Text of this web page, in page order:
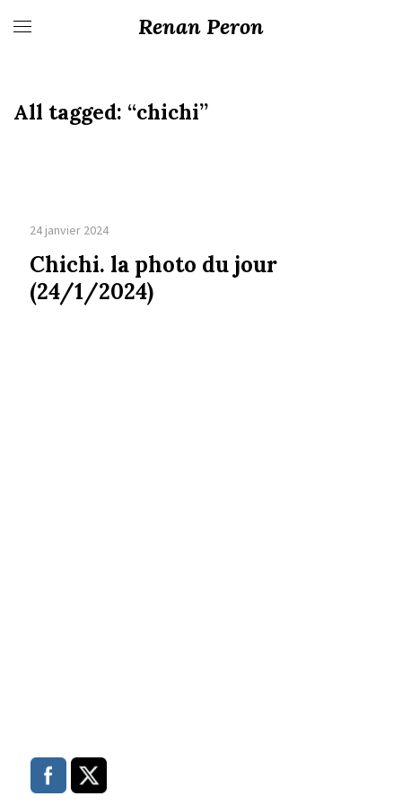
Renan Peron
All tagged: “chichi”
24 janvier 2024
Chichi. la photo du jour
(24/1/2024)